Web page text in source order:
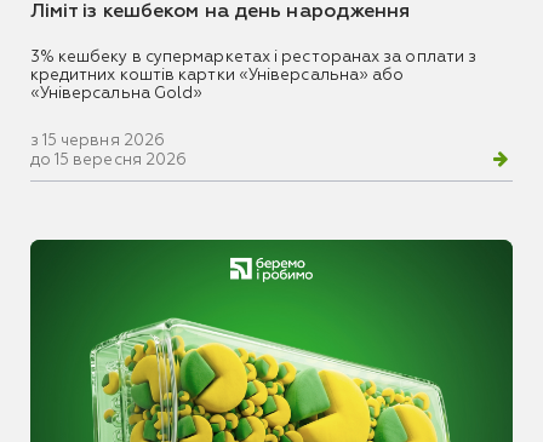
Ліміт із кешбеком на день народження
3% кешбеку в супермаркетах і ресторанах за оплати з
кредитних коштів картки «Універсальна» або
«Універсальна Gold»
з 15 червня 2026
до 15 вересня 2026